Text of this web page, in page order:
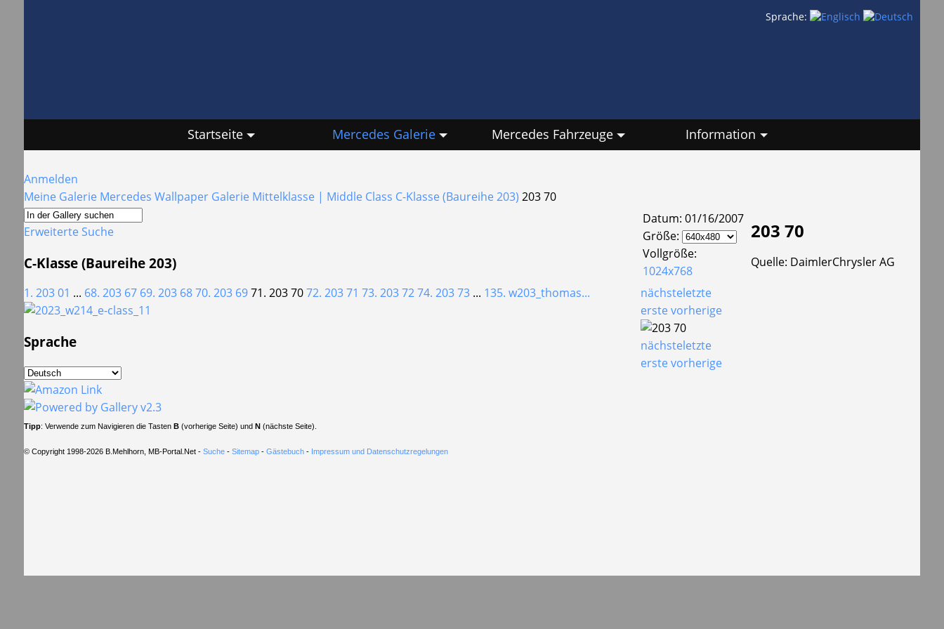
Sprache:
Startseite Mercedes Galerie Mercedes Fahrzeuge Information
Anmelden
Meine Galerie Mercedes Wallpaper Galerie Mittelklasse | Middle Class C-Klasse (Baureihe 203) 203 70
Erweiterte Suche
C-Klasse (Baureihe 203)
1. 203 01 ... 68. 203 67 69. 203 6870. 203 6971. 203 7072. 203 71 73. 203 7274. 203 73 ... 135. w203_thomas...
Sprache
Datum: 01/16/2007
Größe:
Vollgröße:
1024x768
203 70
Quelle: DaimlerChrysler AG
nächsteletzte
erste vorherige
nächsteletzte
erste vorherige
Tipp: Verwende zum Navigieren die Tasten B(vorherige Seite) und N(nächste Seite).
© Copyright 1998-2026 B.Mehlhorn, MB-Portal.Net - Suche- Sitemap- Gästebuch- Impressum und Datenschutzregelungen